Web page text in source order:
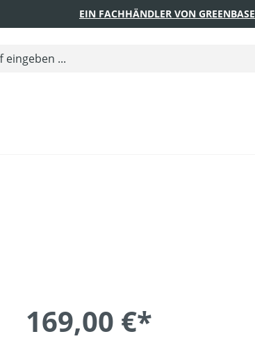
EIN FACHHÄNDLER VON GREENBASE
169,00 €*